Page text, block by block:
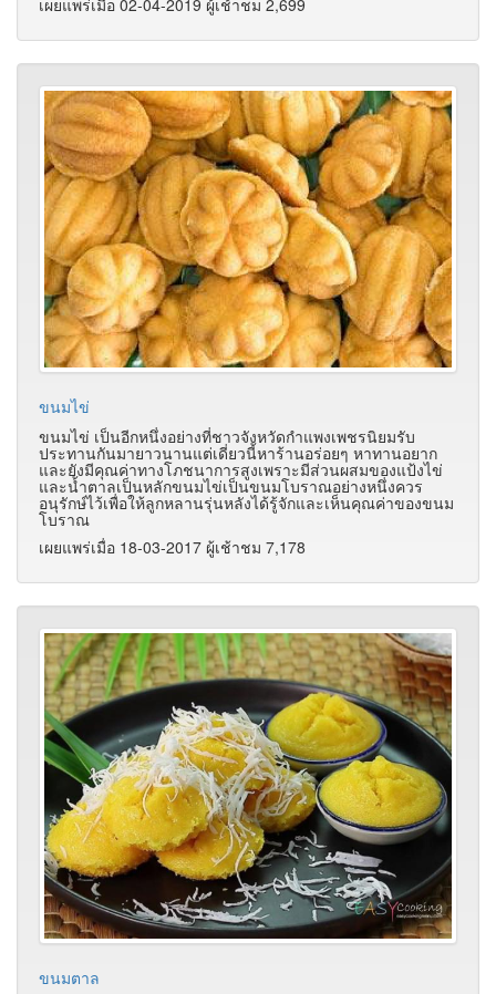
เผยแพร่เมื่อ 02-04-2019 ผู้เช้าชม 2,699
ขนมไข่
ขนมไข่ เป็นอีกหนึ่งอย่างที่ชาวจังหวัดกำแพงเพชรนิยมรับ
ประทานกันมายาวนานแต่เดี่ยวนี้หาร้านอร่อยๆ หาทานอยาก
และยังมีคุณค่าทางโภชนาการสูงเพราะมีส่วนผสมของแป้งไข่
และน้ำตาลเป็นหลักขนมไข่เป็นขนมโบราณอย่างหนึ่งควร
อนุรักษ์ไว้เพื่อให้ลูกหลานรุ่นหลังได้รู้จักและเห็นคุณค่าของขนม
โบราณ
เผยแพร่เมื่อ 18-03-2017 ผู้เช้าชม 7,178
ขนมตาล